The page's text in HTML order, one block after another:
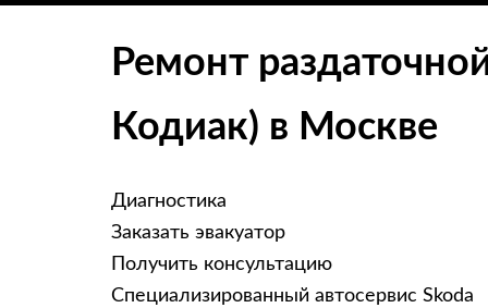
Ремонт
Кодиак) в Москве
Диагностика
Заказать эвакуатор
Получить консультацию
Специализированный автосервис Skoda